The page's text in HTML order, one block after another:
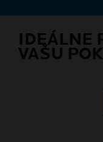
IDEÁLNE
VAŠU